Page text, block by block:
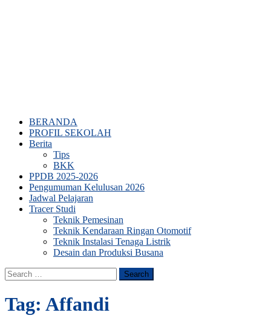
BERANDA
PROFIL SEKOLAH
Berita
Tips
BKK
PPDB 2025-2026
Pengumuman Kelulusan 2026
Jadwal Pelajaran
Tracer Studi
Teknik Pemesinan
Teknik Kendaraan Ringan Otomotif
Teknik Instalasi Tenaga Listrik
Desain dan Produksi Busana
Search
for:
Tag: Affandi